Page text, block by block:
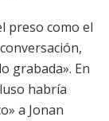
preso como el
grabada». En
habría
a Jonan